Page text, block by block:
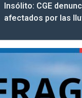
Insólito: CGE
afectados por las